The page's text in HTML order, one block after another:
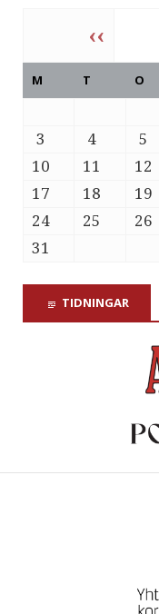
‹‹
M T O
3
4 5
10
11 12
17
18 19
24
25 26
31
TIDNINGAR